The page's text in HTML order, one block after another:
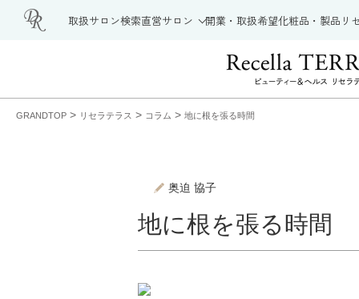
取扱サロン検索直営サロン 開業・取扱希望化粧品・製品 リ
GRANDTOP > リセラテラス > コラム > 地に根を張る時間
奥迫 協子
地に根を張る時間